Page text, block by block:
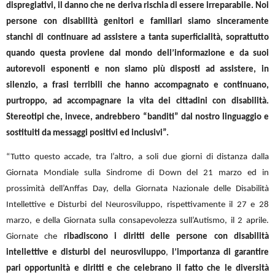
dispregiativi, il danno che ne deriva rischia di essere irreparabile. Noi
persone con disabilità genitori e familiari siamo sinceramente
stanchi di continuare ad assistere a tanta superficialità, soprattutto
quando questa proviene dal mondo dell’informazione e da suoi
autorevoli esponenti e non siamo più disposti adassistere, in
silenzio, a frasi terribili che hanno accompagnato e continuano,
purtroppo, ad accompagnare la vita dei cittadini con disabilità.
Stereotipi che, invece, andrebbero “banditi” dal nostro linguaggio e
sostituiti da messaggi positivi ed inclusivi”.
“Tutto questo accade, tra l’altro, a soli due giorni di distanza dalla
Giornata Mondiale sulla Sindrome di Down del 21 marzo ed in
prossimità dell’Anffas Day, della Giornata Nazionale delle Disabilità
Intellettive e Disturbi del Neurosviluppo, rispettivamente il 27 e 28
marzo, e della Giornata sulla consapevolezza sull’Autismo, il 2 aprile.
Giornate che ribadiscono i diritti delle persone con disabilità
intellettive e disturbi del neurosviluppo, l’importanza di garantire
pari opportunità e diritti e che celebrano il fatto che le diversità